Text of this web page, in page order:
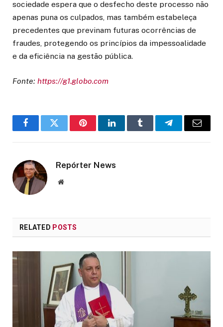
sociedade espera que o desfecho deste processo não
apenas puna os culpados, mas também estabeleça
precedentes que previnam futuras ocorrências de
fraudes, protegendo os princípios da impessoalidade
e da eficiência na gestão pública.
Fonte: https://g1.globo.com
FacebookTwitter PinterestLinkedInTumblr TelegramEmail
Repórter News
Website
RELATED POSTS